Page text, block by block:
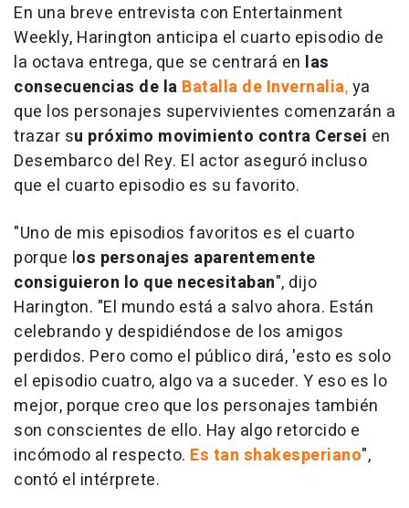
En una breve entrevista con Entertainment
Weekly, Harington anticipa el cuarto episodio de
la octava entrega, que se centrará en las
consecuencias de la Batalla de Invernalia,ya
que los personajes supervivientes comenzarán a
trazar su próximo movimiento contra Cersei en
Desembarco del Rey. El actor aseguró incluso
que el cuarto episodio es su favorito.
"Uno de mis episodios favoritos es el cuarto
porque los personajes aparentemente
consiguieron lo que necesitaban", dijo
Harington. "El mundo está a salvo ahora. Están
celebrando y despidiéndose de los amigos
perdidos. Pero como el público dirá, 'esto es solo
el episodio cuatro, algo va a suceder. Y eso es lo
mejor, porque creo que los personajes también
son conscientes de ello. Hay algo retorcido e
incómodo al respecto. Es tan shakesperiano",
contó el intérprete.